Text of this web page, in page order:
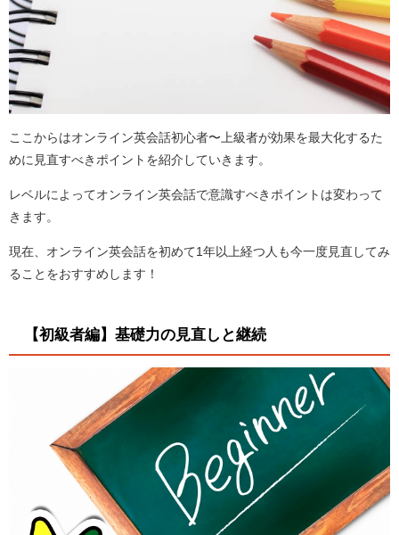
ここからはオンライン英会話初心者〜上級者が効果を最大化するた
めに見直すべきポイントを紹介していきます。
レベルによってオンライン英会話で意識すべきポイントは変わって
きます。
現在、オンライン英会話を初めて1年以上経つ人も今一度見直してみ
ることをおすすめします！
【初級者編】基礎力の見直しと継続